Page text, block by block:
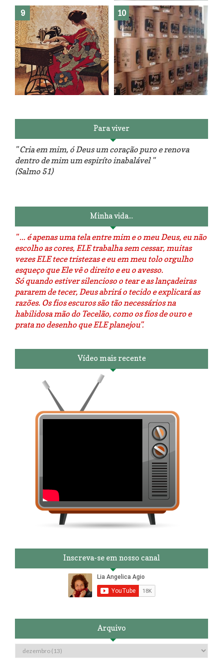
Reforma do sofá, agora é em
patchwork!
The Red Velvet !!! O Perfeito
Para viver
" Cria em mim, ó Deus um coração puro e renova
dentro de mim um espiríto inabalável "
(Salmo 51)
Minha vida...
" ... é apenas uma tela entre mim e o meu Deus, eu não
escolho as cores, ELE trabalha sem cessar, muitas
vezes ELE tece tristezas e eu em meu tolo orgulho
esqueço que Ele vê o direito e eu o avesso.
Só quando estiver silencioso o tear e as lançadeiras
pararem de tecer, Deus abrirá o tecido e explicará as
razões. Os fios escuros são tão necessários na
habilidosa mão do Tecelão, como os fios de ouro e
prata no desenho que ELE planejou".
Vídeo mais recente
Inscreva-se em nosso canal
Arquivo